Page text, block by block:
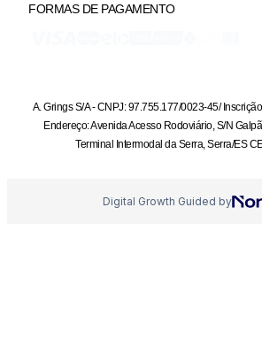
FORMAS DE PAGAMENTO
A. Grings S/A - CNPJ: 97.755.177/0023-45/
Endereço: Avenida Acesso Rodoviário, S/N
Terminal Intermodal da Serra, Serra/ES
Digital Growth Guided by